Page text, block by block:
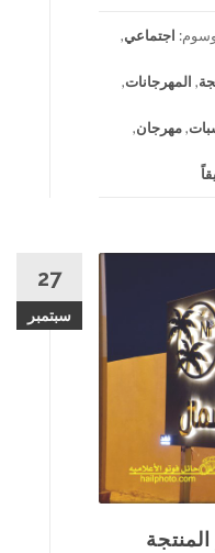
اجتماعي,
, المهرجانات,
,مهرجان,
27
سبتمبر